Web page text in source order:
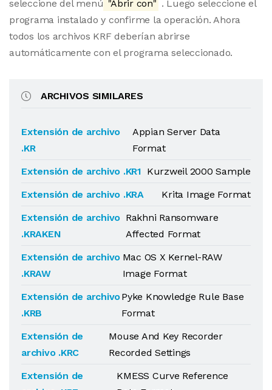
seleccione del menú "Abrir con" . Luego seleccione el
programa instalado y confirme la operación. Ahora
todos los archivos KRF deberían abrirse
automáticamente con el programa seleccionado.
ARCHIVOS SIMILARES
Extensión de archivo
.KR
Appian Server Data
Format
Extensión de archivo .KR1 Kurzweil 2000 Sample
Extensión de archivo .KRA
Krita Image Format
Extensión de archivo
.KRAKEN
Rakhni Ransomware
Affected Format
Extensión de archivo
.KRAW
Mac OS X Kernel-RAW
Image Format
Extensión de archivo
.KRB
Pyke Knowledge Rule Base
Format
Extensión de
archivo .KRC
Mouse And Key Recorder
Recorded Settings
Extensión de
KMESS Curve Reference